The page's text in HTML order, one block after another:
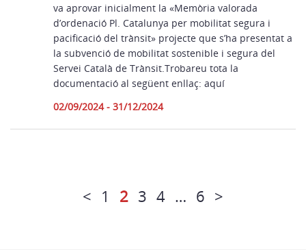
va aprovar inicialment la «Memòria valorada
d’ordenació Pl. Catalunya per mobilitat segura i
pacificació del trànsit» projecte que s’ha presentat a
la subvenció de mobilitat sostenible i segura del
Servei Català de Trànsit.Trobareu tota la
documentació al següent enllaç: aquí
02/09/2024 - 31/12/2024
< 1 2 3 4 … 6 >